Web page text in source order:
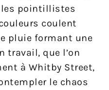
pointillistes
coulent
pluie formant une
travail, que l’on
à Whitby Street,
le chaos